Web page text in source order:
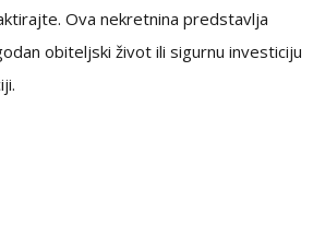
Ova nekretnina predstavlja
obiteljski život ili sigurnu investiciju